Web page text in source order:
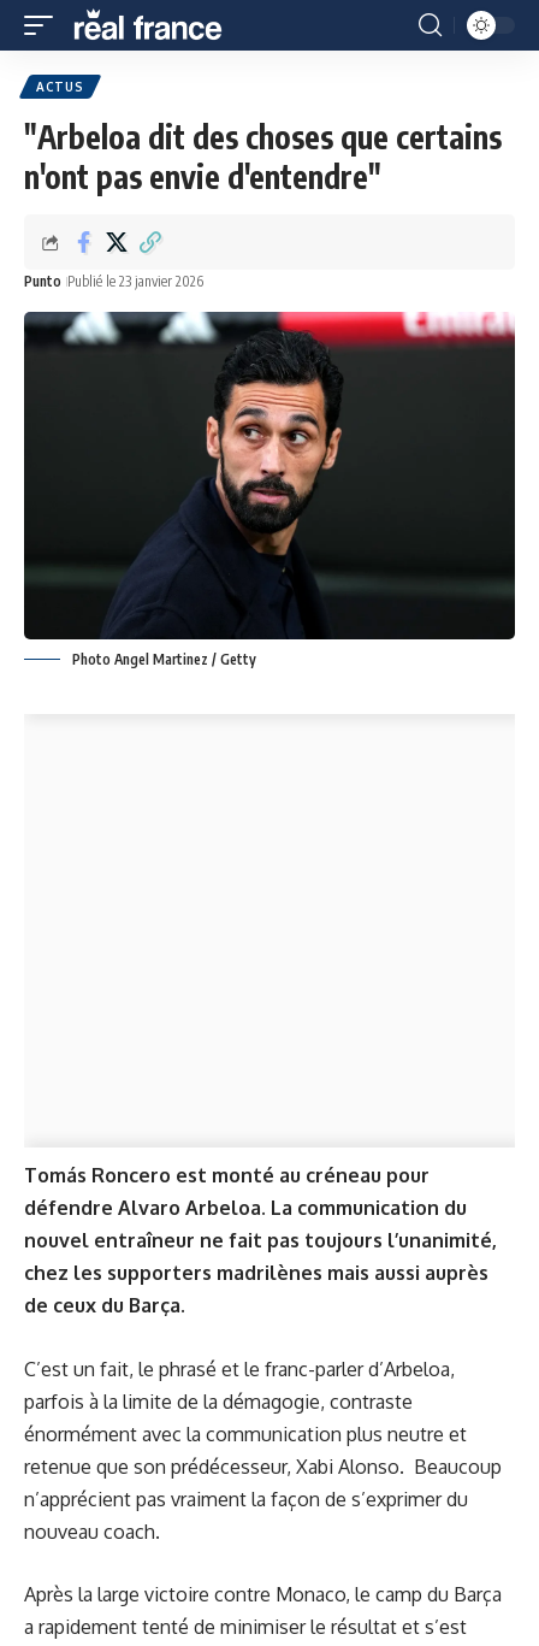
ACTUS
"Arbeloa dit des choses que certains
n'ont pas envie d'entendre"
Punto Publié le 23 janvier 2026
Photo Angel Martinez / Getty
Tomás Roncero est monté au créneau pour
défendre Alvaro Arbeloa. La communication du
nouvel entraîneur ne fait pas toujours l’unanimité,
chez les supporters madrilènes mais aussi auprès
de ceux du Barça.
C’est un fait, le phrasé et le franc-parler d’Arbeloa,
parfois à la limite de la démagogie, contraste
énormément avec la communication plus neutre et
retenue que son prédécesseur, Xabi Alonso. Beaucoup
n’apprécient pas vraiment la façon de s’exprimer du
nouveau coach.
Après la large victoire contre Monaco, le camp du Barça
a rapidement tenté de minimiser le résultat et s’est